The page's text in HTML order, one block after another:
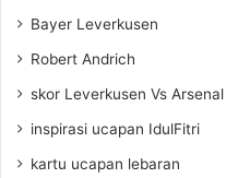
Bayer Leverkusen
Robert Andrich
skor Leverkusen Vs Arsenal
inspirasi ucapan IdulFitri
kartu ucapan lebaran